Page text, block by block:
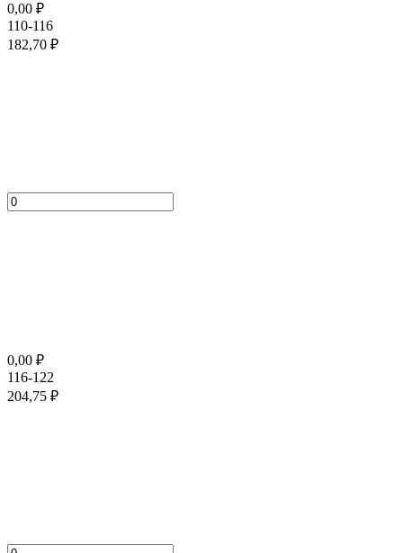
0,00 ₽
110-116
182,70 ₽
0,00 ₽
116-122
204,75 ₽